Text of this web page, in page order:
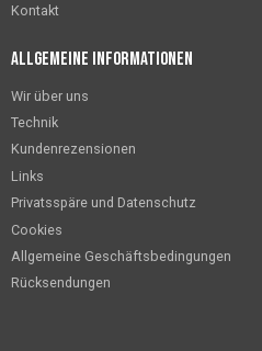
Kontakt
Allgemeine Informationen
Wir über uns
Technik
Kundenrezensionen
Links
Privatsspäre und Datenschutz
Cookies
Allgemeine Geschäftsbedingungen
Rücksendungen